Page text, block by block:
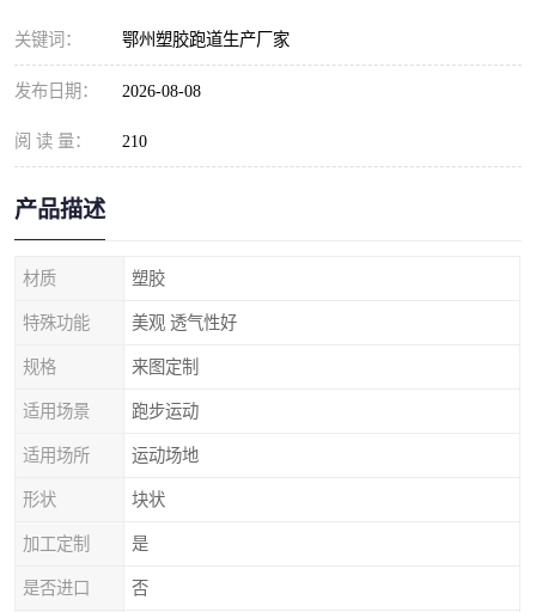
关键词： 鄂州塑胶跑道生产厂家
发布日期： 2026-08-08
阅 读 量： 210
产品描述
材质 塑胶
特殊功能 美观 透气性好
规格 来图定制
适用场景 跑步运动
适用场所 运动场地
形状 块状
加工定制 是
是否进口 否